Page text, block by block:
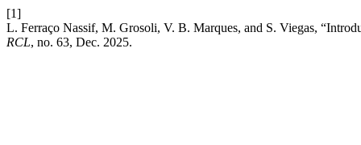
[1]
L. Ferraço Nassif, M. Grosoli, V. B. Marques, and S. Viegas,
RCL, no. 63, Dec. 2025.